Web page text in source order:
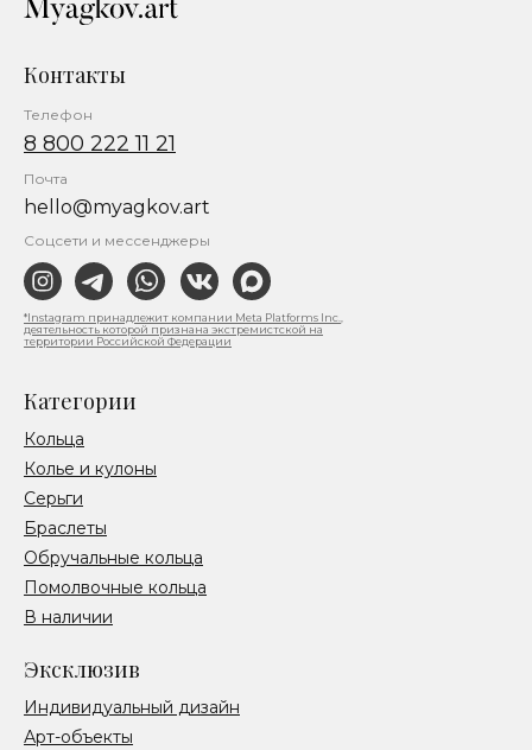
Контакты
Эксклюзив
Категории
Телефон
Арт-объекты
Индивидуальный дизайн
Помолвочные кольца
Обручальные кольца
Браслеты
Серьги
Колье и кулоны
Кольца
Соцсети и мессенджеры
hello@myagkov.art
Почта
8 800 222 11 21
*Instagram принадлежит компании Meta Platforms Inc.,
деятельность которой признана экстремистской на
территории Российской Федерации
В наличии